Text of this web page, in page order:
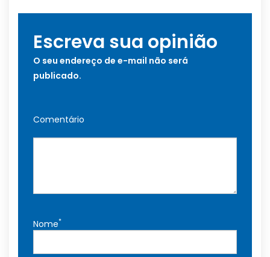
Escreva sua opinião
O seu endereço de e-mail não será
publicado.
Comentário
Nome*